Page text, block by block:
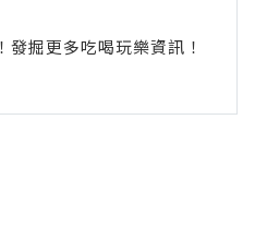
掘更多吃喝玩樂資訊！